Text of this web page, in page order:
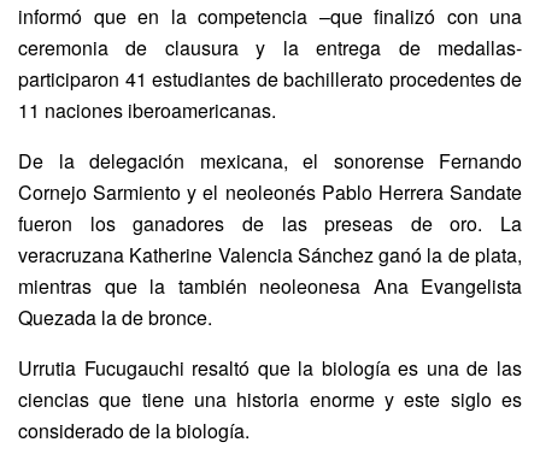
informó que en la competencia –que finalizó con una
ceremonia de clausura y la entrega de medallas-
participaron 41 estudiantes de bachillerato procedentes de
11 naciones iberoamericanas.
De la delegación mexicana, el sonorense Fernando
Cornejo Sarmiento y el neoleonés Pablo Herrera Sandate
fueron los ganadores de las preseas de oro. La
veracruzana Katherine Valencia Sánchez ganó la de plata,
mientras que la también neoleonesa Ana Evangelista
Quezada la de bronce.
Urrutia Fucugauchi resaltó que la biología es una de las
ciencias que tiene una historia enorme y este siglo es
considerado de la biología.